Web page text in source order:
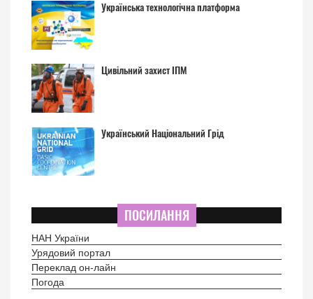
Українська технологічна платформа
Цивільний захист ІПМ
Український Національний Грід
ПОСИЛАННЯ
НАН України
Урядовий портал
Переклад он-лайн
Погода